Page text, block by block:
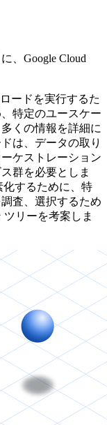
、Google Cloud
ードを実行するた
特定のユースケー
くの情報を詳細に
は、データの取り
ケストレーション
群を必要としま
化するために、特
査、選択するため
リーを考案しま